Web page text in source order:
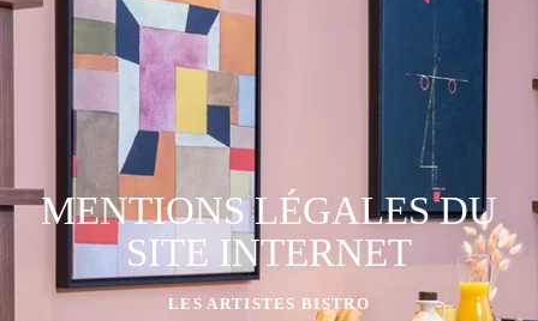
MENTIONS LÉGALES DU
SITE INTERNET
LES ARTISTES BISTRO